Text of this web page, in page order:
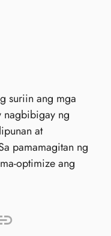
suriin ang mga
nagbibigay ng
at
pamamagitan ng
optimize ang